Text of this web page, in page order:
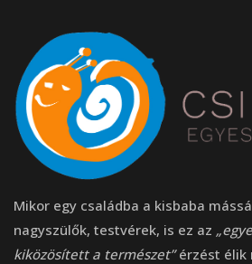
Mikor egy családba a kisbaba
nagyszülők, testvérek, is ez az
kiközösített a természet”érzést élik